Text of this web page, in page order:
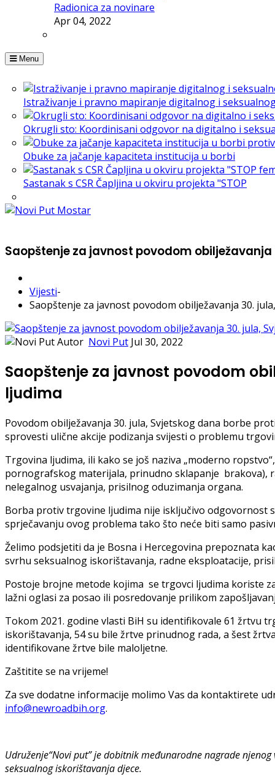
Radionica za novinare
Apr 04, 2022
Istraživanje i pravno mapiranje digitalnog i
Okrugli sto: Koordinisani odgovor na digitalno i
Obuke za jačanje kapaciteta institucija u borbi
Sastanak s CSR Čapljina u okviru projekta "STOP
Menu
Saopštenje za javnost povodom
Vijesti-
Saopštenje za javnost povodom obilježavanja 30.
Autor Novi Put Jul 30, 2022
Saopštenje za javnost povodom
ljudima
Povodom obilježavanja 30. jula, Svjetskog dana borbe
sprovesti ulične akcije podizanja svijesti o problemu
Trgovina ljudima, ili kako se još naziva „moderno
pornografskog materijala, prinudno sklapanje brakova),
nelegalnog usvajanja, prisilnog oduzimanja organa.
Borba protiv trgovine ljudima nije isključivo odgovornost
sprječavanju ovog problema tako što neće biti samo
Želimo podsjetiti da je Bosna i Hercegovina prepoznata
svrhu seksualnog iskorištavanja, radne eksploatacije,
Postoje brojne metode kojima se trgovci ljudima koriste
lažni oglasi za posao ili posredovanje prilikom
Tokom 2021. godine vlasti BiH su identifikovale 61 žrtvu
iskorištavanja, 54 su bile žrtve prinudnog rada, a šest
identifikovane žrtve bile maloljetne.
Zaštitite se na vrijeme!
Za sve dodatne informacije molimo Vas da kontaktirete
info@newroadbih.org.
Udruženje“Novi put” je dobitnik međunarodne nagrade
seksualnog iskorištavanja djece.